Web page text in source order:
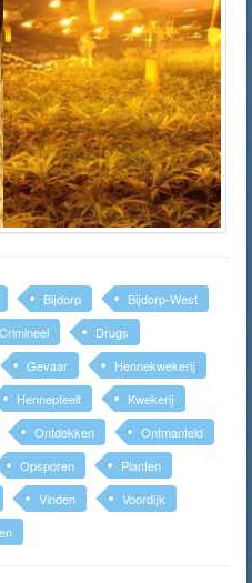
Bijdorp
Bijdorp-West
Crimineel
Drugs
Gevaar
Hennekwekerij
Hennepteelt
Kwekerij
Ontdekken
Ontmanteld
Opsporen
Planten
Vinden
Voordijk